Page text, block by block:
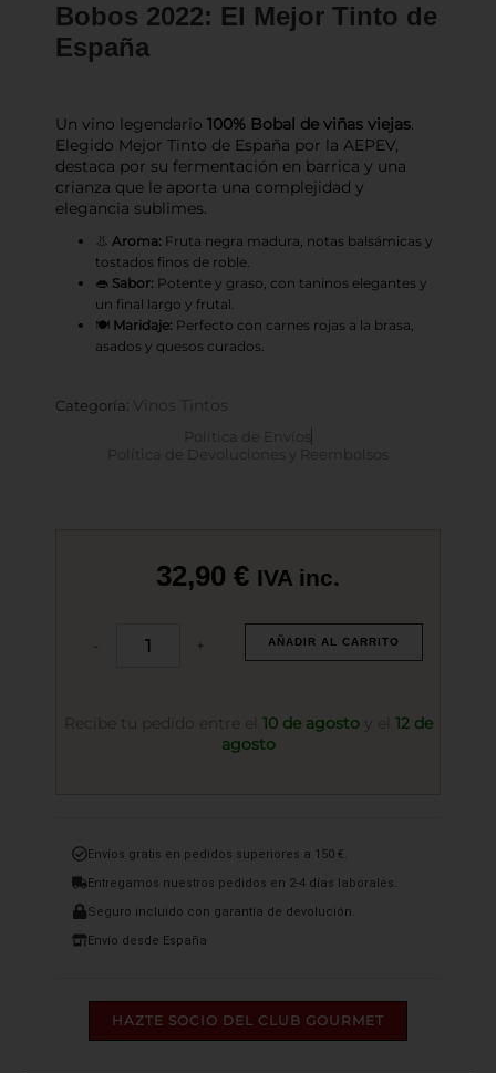
Bobos 2022: El Mejor Tinto de
España
Un vino legendario 100% Bobal de viñas viejas.
Elegido Mejor Tinto de España por la AEPEV,
destaca por su fermentación en barrica y una
crianza que le aporta una complejidad y
elegancia sublimes.
👃 Aroma: Fruta negra madura, notas balsámicas y
tostados finos de roble.
👄 Sabor: Potente y graso, con taninos elegantes y
un final largo y frutal.
🍽️ Maridaje: Perfecto con carnes rojas a la brasa,
asados y quesos curados.
Categoría: Vinos Tintos
Política de Envíos
Política de Devoluciones y Reembolsos
32,90 € IVA inc.
Borracha
+ AÑADIR AL CARRITO
Recibe tu pedido entre el 10 de agostoy el 12 de
agosto
Envíos gratis en pedidos superiores a 150 €.
Entregamos nuestros pedidos en 2-4 días laborales.
Seguro incluido con garantía de devolución.
Envío desde España
HAZTE SOCIO DEL CLUB GOURMET